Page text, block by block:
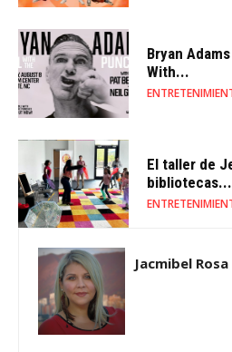
Bryan
With...
El taller de
bibliotecas...
Jacmibel Rosa